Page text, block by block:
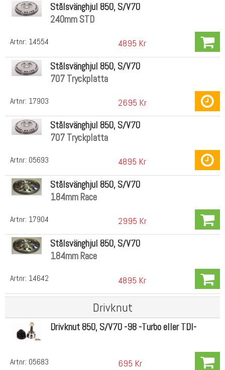
Artnr: 14554
Stålsvänghjul 850, S/V70
240mm STD
4895 Kr
Artnr: 17903
Stålsvänghjul 850, S/V70
707 Tryckplatta
2695 Kr
Artnr: 05693
Stålsvänghjul 850, S/V70
707 Tryckplatta
4895 Kr
Artnr: 17904
Stålsvänghjul 850, S/V70
184mm Race
2995 Kr
Artnr: 14642
Stålsvänghjul 850, S/V70
184mm Race
4895 Kr
Drivknut
Artnr: 05683
Drivknut 850, S/V70 -98 -Turbo eller TDI-
695 Kr